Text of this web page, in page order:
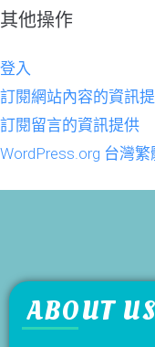
其他操作
登入
訂閱網站內容的資訊
訂閱留言的資訊提供
WordPress.org 台灣
ABOUT US